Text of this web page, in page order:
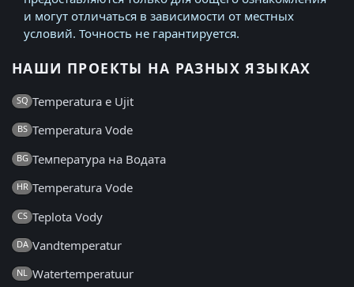
и могут отличаться в зависимости от местных
условий. Точность не гарантируется.
НАШИ ПРОЕКТЫ НА РАЗНЫХ ЯЗЫКАХ
SQ Temperatura e Ujit
BS Temperatura Vode
BG Температура на Водата
HR Temperatura Vode
CS Teplota Vody
DA Vandtemperatur
NL Watertemperatuur